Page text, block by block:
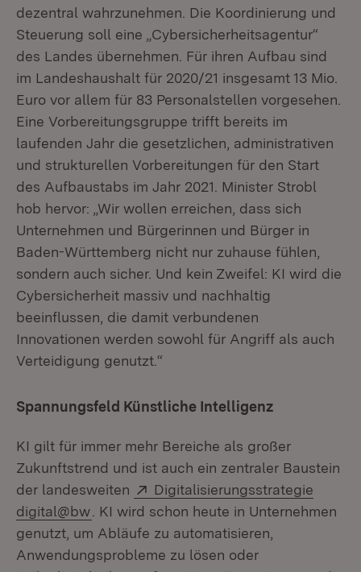
dezentral wahrzunehmen. Die Koordinierung und
Steuerung soll eine „Cybersicherheitsagentur“
des Landes übernehmen. Für ihren Aufbau sind
im Landeshaushalt für 2020/21 insgesamt 13 Mio.
Euro vor allem für 83 Personalstellen vorgesehen.
Eine Vorbereitungsgruppe trifft bereits im
laufenden Jahr die gesetzlichen, administrativen
und strukturellen Vorbereitungen für den Start
des Aufbaustabs im Jahr 2021. Minister Strobl
hob hervor: „Wir wollen erreichen, dass sich
Unternehmen und Bürgerinnen und Bürger in
Baden-Württemberg nicht nur zuhause fühlen,
sondern auch sicher. Und kein Zweifel: KI wird die
Cybersicherheit massiv und nachhaltig
beeinflussen, die damit verbundenen
Innovationen werden sowohl für Angriff als auch
Verteidigung genutzt.“
Spannungsfeld Künstliche Intelligenz
KI gilt für immer mehr Bereiche als großer
Zukunftstrend und ist auch ein zentraler Baustein
der landesweiten
Extern:
Digitalisierungsstrategie
digital@bw (Öffnet in neuem Fenster)
. KI wird schon heute in Unternehmen
genutzt, um Abläufe zu automatisieren,
Anwendungsprobleme zu lösen oder